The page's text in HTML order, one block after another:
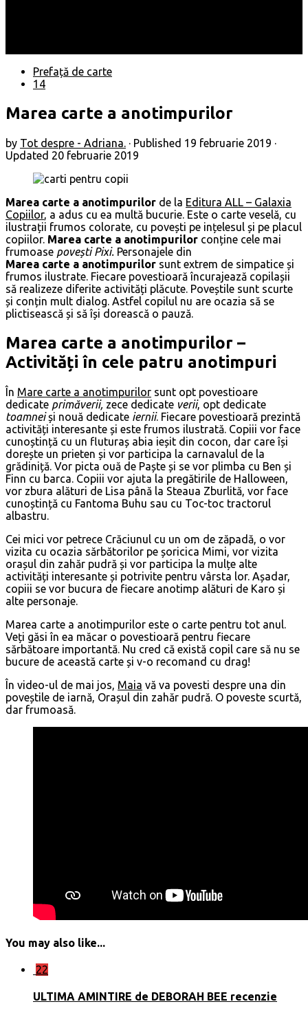
Prefață de carte
14
Marea carte a anotimpurilor
by Tot despre - Adriana. · Published 19 februarie 2019 ·
Updated 20 februarie 2019
Marea carte a anotimpurilor de la Editura ALL – Galaxia
Copiilor, a adus cu ea multă bucurie. Este o carte veselă, cu
ilustrații frumos colorate, cu povești pe ințelesul și pe placul
copiilor. Marea carte a anotimpurilor conține cele mai
frumoase povești Pixi. Personajele din
Marea carte a anotimpurilor sunt extrem de simpatice și
frumos ilustrate. Fiecare povestioară încurajează copilașii
să realizeze diferite activități plăcute. Poveștile sunt scurte
și conțin mult dialog. Astfel copilul nu are ocazia să se
plictisească și să își dorească o pauză.
Marea carte a anotimpurilor –
Activități în cele patru anotimpuri
În Mare carte a anotimpurilor sunt opt povestioare
dedicate primăverii, zece dedicate verii, opt dedicate
toamneiși nouă dedicate iernii. Fiecare povestioară prezintă
activități interesante și este frumos ilustrată. Copiii vor face
cunoștință cu un fluturaș abia ieșit din cocon, dar care își
dorește un prieten și vor participa la carnavalul de la
grădiniță. Vor picta ouă de Paște și se vor plimba cu Ben și
Finn cu barca. Copiii vor ajuta la pregătirile de Halloween,
vor zbura alături de Lisa până la Steaua Zburlită, vor face
cunoștință cu Fantoma Buhu sau cu Toc-toc tractorul
albastru.
Cei mici vor petrece Crăciunul cu un om de zăpadă, o vor
vizita cu ocazia sărbătorilor pe șoricica Mimi, vor vizita
orașul din zahăr pudră și vor participa la mulțe alte
activități interesante și potrivite pentru vârsta lor. Așadar,
copiii se vor bucura de fiecare anotimp alături de Karo și
alte personaje.
Marea carte a anotimpurilor este o carte pentru tot anul.
Veți găsi în ea măcar o povestioară pentru fiecare
sărbătoare importantă. Nu cred că există copil care să nu se
bucure de această carte și v-o recomand cu drag!
În video-ul de mai jos, Maia vă va povesti despre una din
poveștile de iarnă, Orașul din zahăr pudră. O poveste scurtă,
dar frumoasă.
You may also like...
22
ULTIMA AMINTIRE de DEBORAH BEE recenzie